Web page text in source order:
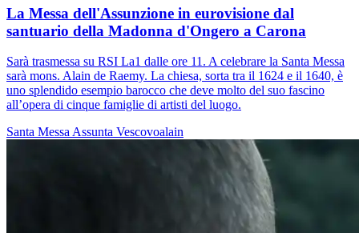
La Messa dell'Assunzione in eurovisione dal
santuario della Madonna d'Ongero a Carona
Sarà trasmessa su RSI La1 dalle ore 11. A celebrare la Santa Messa
sarà mons. Alain de Raemy. La chiesa, sorta tra il 1624 e il 1640, è
uno splendido esempio barocco che deve molto del suo fascino
all’opera di cinque famiglie di artisti del luogo.
Santa Messa Assunta Vescovoalain